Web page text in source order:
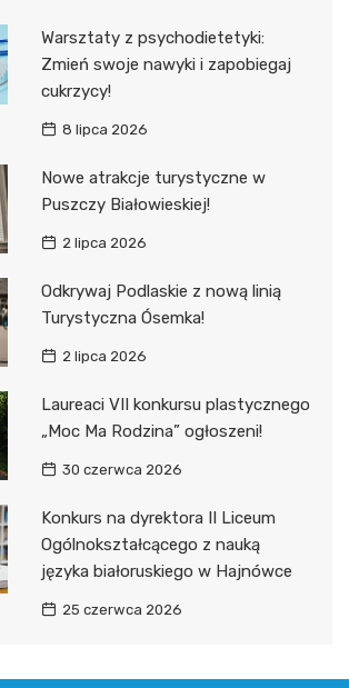
Warsztaty z psychodietetyki:
Zmień swoje nawyki i zapobiegaj
cukrzycy!
8 lipca 2026
Nowe atrakcje turystyczne w
Puszczy Białowieskiej!
2 lipca 2026
Odkrywaj Podlaskie z nową linią
Turystyczna Ósemka!
2 lipca 2026
Laureaci VII konkursu plastycznego
„Moc Ma Rodzina” ogłoszeni!
30 czerwca 2026
Konkurs na dyrektora II Liceum
Ogólnokształcącego z nauką
języka białoruskiego w Hajnówce
25 czerwca 2026